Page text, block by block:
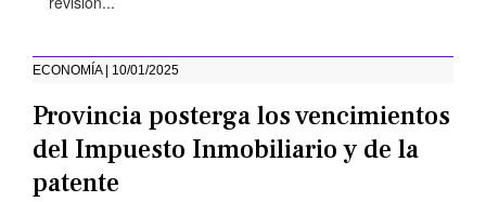
ECONOMÍA | 10/01/2025
Provincia posterga los vencimientos
del Impuesto Inmobiliario y de la
patente